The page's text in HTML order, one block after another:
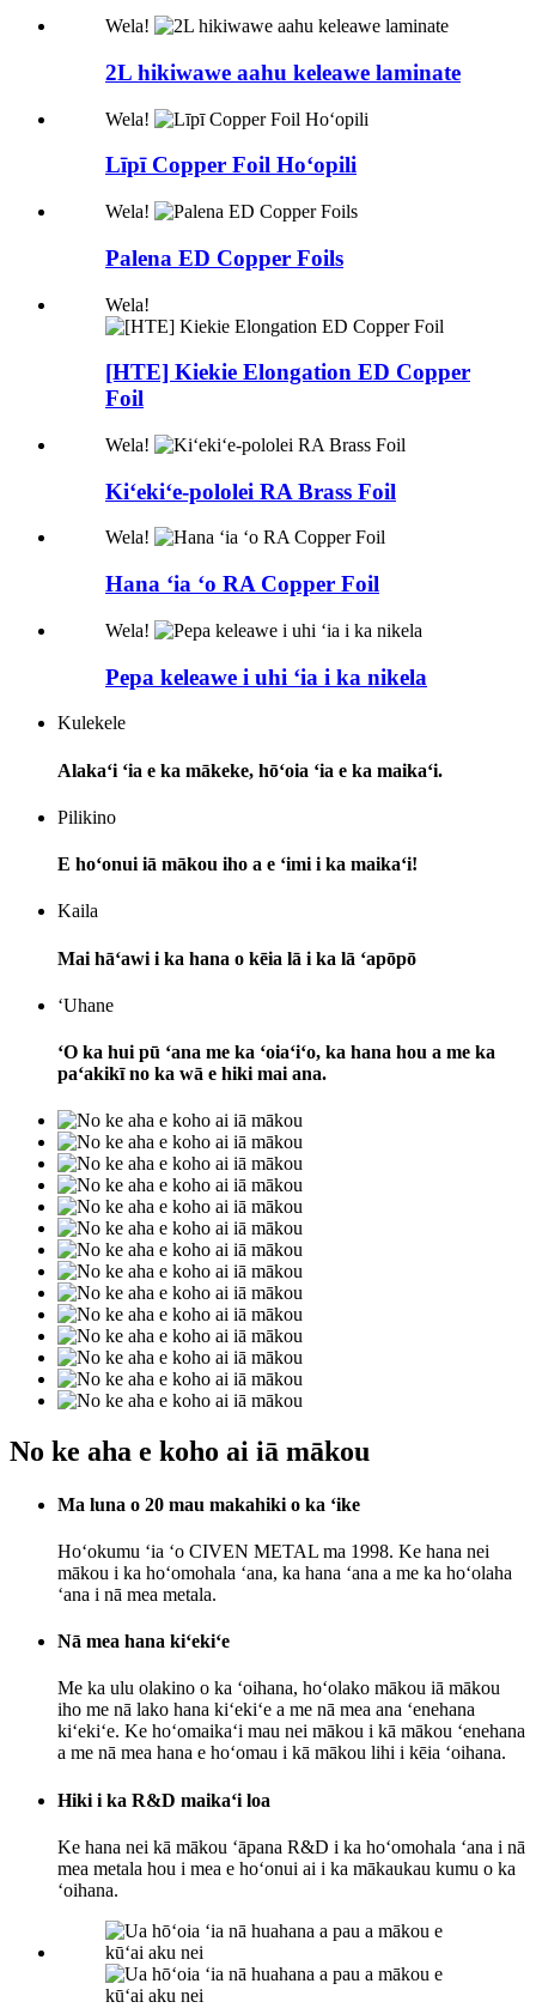
Wela!
2L hikiwawe aahu keleawe laminate
Wela!
Līpī Copper Foil Hoʻopili
Wela!
Palena ED Copper Foils
Wela!
[HTE] Kiekie Elongation ED Copper
Foil
Wela!
Kiʻekiʻe-pololei RA Brass Foil
Wela!
Hana ʻia ʻo RA Copper Foil
Wela!
Pepa keleawe i uhi ʻia i ka nikela
Kulekele
Alakaʻi ʻia e ka mākeke, hōʻoia ʻia e ka maikaʻi.
Pilikino
E hoʻonui iā mākou iho a e ʻimi i ka maikaʻi!
Kaila
Mai hāʻawi i ka hana o kēia lā i ka lā ʻapōpō
ʻUhane
ʻO ka hui pū ʻana me ka ʻoiaʻiʻo, ka hana hou a me ka
paʻakikī no ka wā e hiki mai ana.
No ke aha e koho ai iā mākou
Ma luna o 20 mau makahiki o ka ʻike
Hoʻokumu ʻia ʻo CIVEN METAL ma 1998. Ke hana nei
mākou i ka hoʻomohala ʻana, ka hana ʻana a me ka hoʻolaha
ʻana i nā mea metala.
Nā mea hana kiʻekiʻe
Me ka ulu olakino o ka ʻoihana, hoʻolako mākou iā mākou
iho me nā lako hana kiʻekiʻe a me nā mea ana ʻenehana
kiʻekiʻe. Ke hoʻomaikaʻi mau nei mākou i kā mākou ʻenehana
a me nā mea hana e hoʻomau i kā mākou lihi i kēia ʻoihana.
Hiki i ka R&D maikaʻi loa
Ke hana nei kā mākou ʻāpana R&D i ka hoʻomohala ʻana i nā
mea metala hou i mea e hoʻonui ai i ka mākaukau kumu o ka
ʻoihana.